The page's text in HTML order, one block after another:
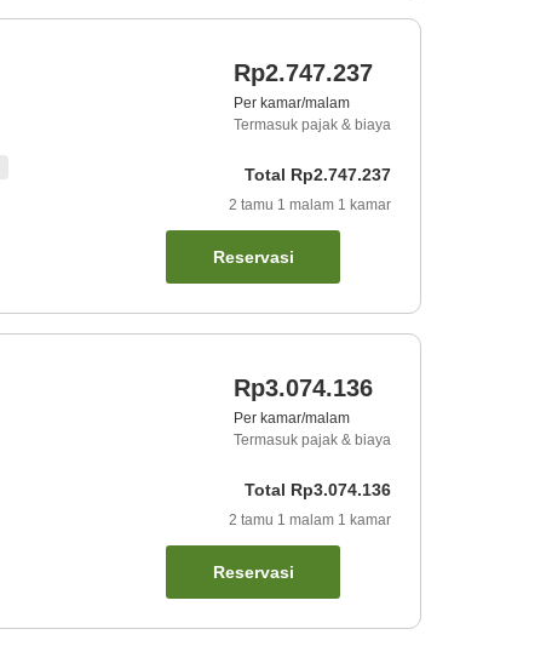
Rp2.747.237
Per kamar/malam
Termasuk pajak & biaya
Total Rp2.747.237
2 tamu 1 malam 1 kamar
Reservasi
Rp3.074.136
Per kamar/malam
Termasuk pajak & biaya
Total Rp3.074.136
2 tamu 1 malam 1 kamar
Reservasi